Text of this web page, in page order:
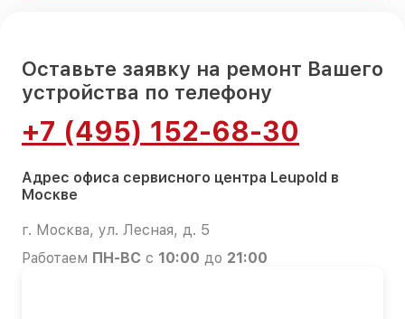
Оставьте заявку на ремонт Вашего
устройства по телефону
+7 (495) 152-68-30
Адрес офиса сервисного центра Leupold в
Москве
г. Москва, ул. Лесная, д. 5
Работаем ПН-ВС с 10:00 до 21:00